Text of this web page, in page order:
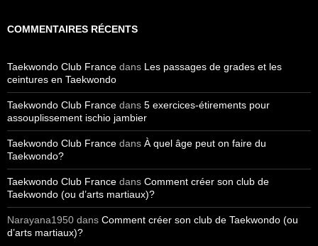
COMMENTAIRES RÉCENTS
Taekwondo Club France dans Les passages de grades et les
ceintures en Taekwondo
Taekwondo Club France dans 5 exercices-étirements pour
assouplissement ischio jambier
Taekwondo Club France dans À quel âge peut on faire du
Taekwondo?
Taekwondo Club France dans Comment créer son club de
Taekwondo (ou d’arts martiaux)?
Narayana1950 dans Comment créer son club de Taekwondo (ou
d’arts martiaux)?